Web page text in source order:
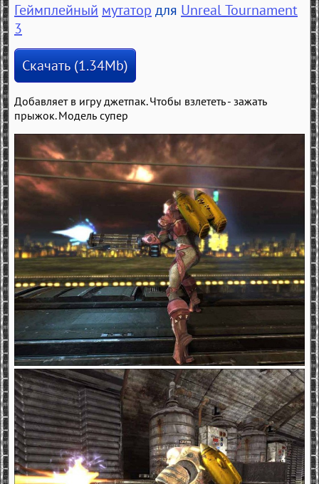
Геймплейный мутатор для Unreal Tournament
3
Скачать (1.34Mb)
Добавляет в игру джетпак. Чтобы взлететь - зажать
прыжок. Модель супер